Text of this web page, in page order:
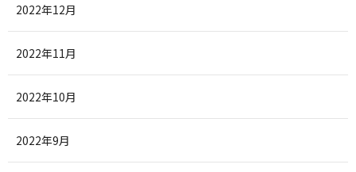
2022年12月
2022年11月
2022年10月
2022年9月